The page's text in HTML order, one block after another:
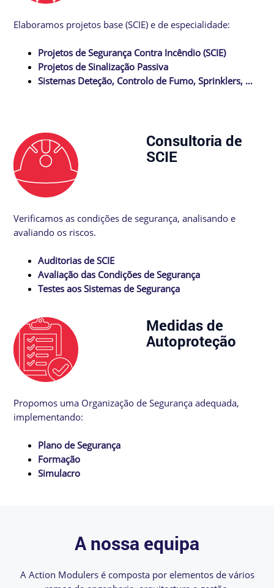
Elaboramos projetos base (SCIE) e de especialidade:
Projetos de Segurança Contra Incêndio (SCIE)
Projetos de Sinalização Passiva
Sistemas Deteção, Controlo de Fumo, Sprinklers, …
Consultoria de
SCIE
Verificamos as condições de segurança, analisando e
avaliando os riscos.
Auditorias de SCIE
Avaliação das Condições de Segurança
Testes aos Sistemas de Segurança
Medidas de
Autoproteção
Propomos uma Organização de Segurança adequada,
implementando:
Plano de Segurança
Formação
Simulacro
A nossa equipa
A Action Modulers é composta por elementos de vários